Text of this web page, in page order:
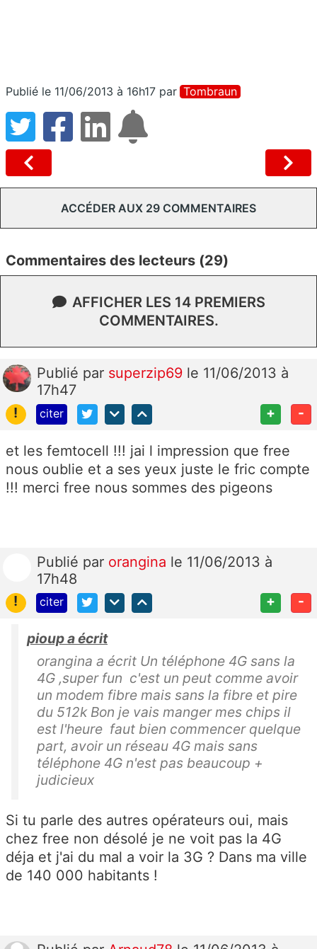
Publié le 11/06/2013 à 16h17 par Tombraun
ACCÉDER AUX 29 COMMENTAIRES
Commentaires des lecteurs (29)
AFFICHER LES 14 PREMIERS
COMMENTAIRES.
Publié par superzip69 le 11/06/2013 à
17h47
!
citer + -
et les femtocell !!! jai l impression que free
nous oublie et a ses yeux juste le fric compte
!!! merci free nous sommes des pigeons
Publié par orangina le 11/06/2013 à
17h48
!
citer + -
pioup a écrit
orangina a écrit Un téléphone 4G sans la
4G ,super fun c'est un peut comme avoir
un modem fibre mais sans la fibre et pire
du 512k Bon je vais manger mes chips il
est l'heure faut bien commencer quelque
part, avoir un réseau 4G mais sans
téléphone 4G n'est pas beaucoup +
judicieux
Si tu parle des autres opérateurs oui, mais
chez free non désolé je ne voit pas la 4G
déja et j'ai du mal a voir la 3G ? Dans ma ville
de 140 000 habitants !